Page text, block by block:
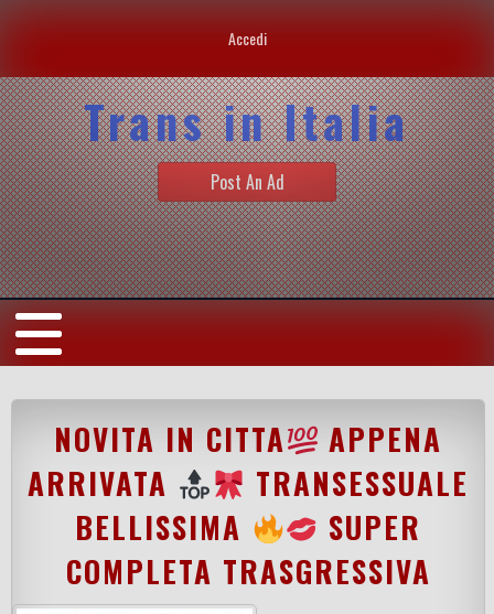
Accedi
Trans in Italia
Post An Ad
NOVITA IN CITTA
APPENA
ARRIVATA
TRANSESSUALE
BELLISSIMA
SUPER
COMPLETA TRASGRESSIVA